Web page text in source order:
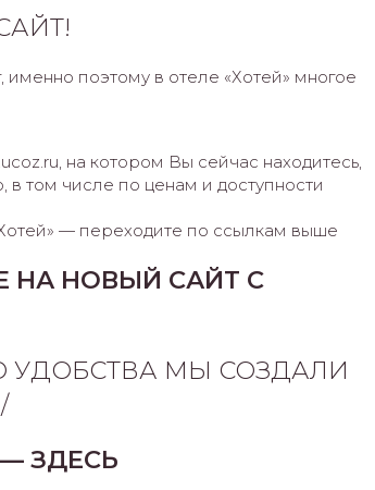
поэтому в отеле «Хотей» многое
на котором Вы сейчас находитесь,
том числе по ценам и доступности
— переходите по ссылкам выше
НА НОВЫЙ САЙТ С
УДОБСТВА МЫ СОЗДАЛИ
ЗДЕСЬ